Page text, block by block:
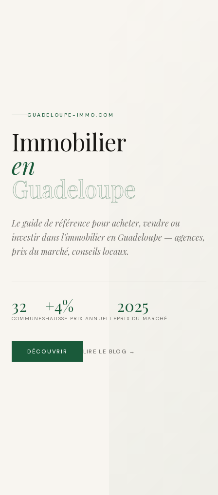
GUADELOUPE-IMMO.COM
Immobilier
en
Guadeloupe
Le guide de référence pour acheter, vendre ou
investir dans l'immobilier en Guadeloupe — agences,
prix du marché, conseils locaux.
32
COMMUNES
+4%
HAUSSE PRIX ANNUELLE
2025
PRIX DU MARCHÉ
DÉCOUVRIR LIRE LE BLOG →